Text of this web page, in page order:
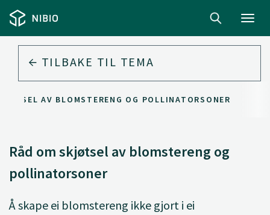
TILBAKE TIL TEMA
AV BLOMSTERENG OG POLLINATORSONER
Råd om skjøtsel av blomstereng og
pollinatorsoner
Å skape ei blomstereng ikke gjort i ei